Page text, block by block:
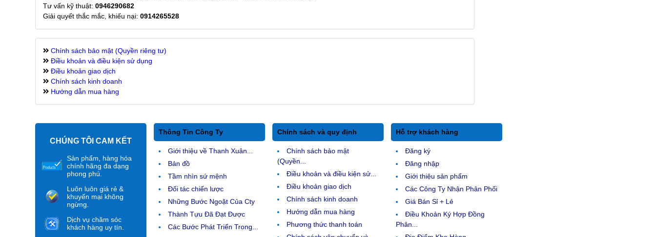
Tư vấn kỹ thuật: 0946290682
Giải quyết thắc mắc, khiếu nại: 0914265528
Chính sách bảo mật (Quyền riêng tư)
Điều khoản và điều kiện sử dụng
Điều khoản giao dịch
Chính sách kinh doanh
Hướng dẫn mua hàng
CHÚNG TÔI CAM KẾT
Sản phẩm, hàng hóa
chính hãng đa dạng
phong phú.
Luôn luôn giá rẻ &
khuyến mại không
ngừng.
Dịch vụ chăm sóc
khách hàng uy tín.
Thông Tin Công Ty
Giới thiệu về Thanh Xuân...
Bản đồ
Tầm nhìn sứ mệnh
Đối tác chiến lược
Những Bước Ngoặt Của Cty
Thành Tựu Đã Đạt Được
Các Bước Phát Triển Trong...
Chính sách và quy định
Chính sách bảo mật
(Quyền...
Điều khoản và điều kiện sử...
Điều khoản giao dịch
Chính sách kinh doanh
Hướng dẫn mua hàng
Phương thức thanh toán
Hỗ trợ khách hàng
Đăng ký
Đăng nhập
Giới thiệu sản phẩm
Các Công Ty Nhận Phân Phối
Giá Bán Sỉ + Lẻ
Điều Khoản Ký Hợp Đồng
Phân...